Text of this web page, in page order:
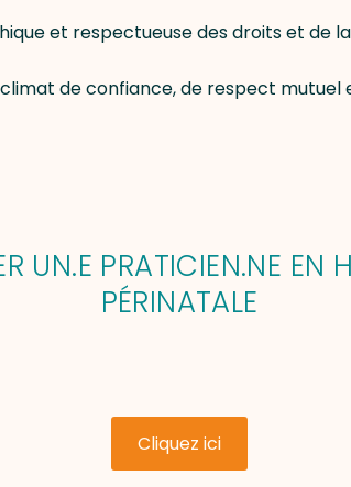
et respectueuse des droits et de
de confiance, de respect mutuel
UN.E PRATICIEN.NE EN
PÉRINATALE
Cliquez ici